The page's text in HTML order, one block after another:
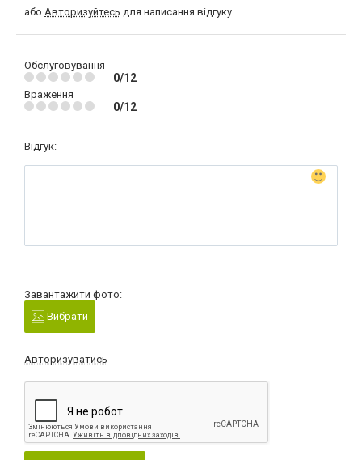
або Авторизуйтесь для написання відгуку
Обслуговування
0/12
Враження
0/12
Відгук:
Завантажити фото:
Вибрати
Авторизуватись